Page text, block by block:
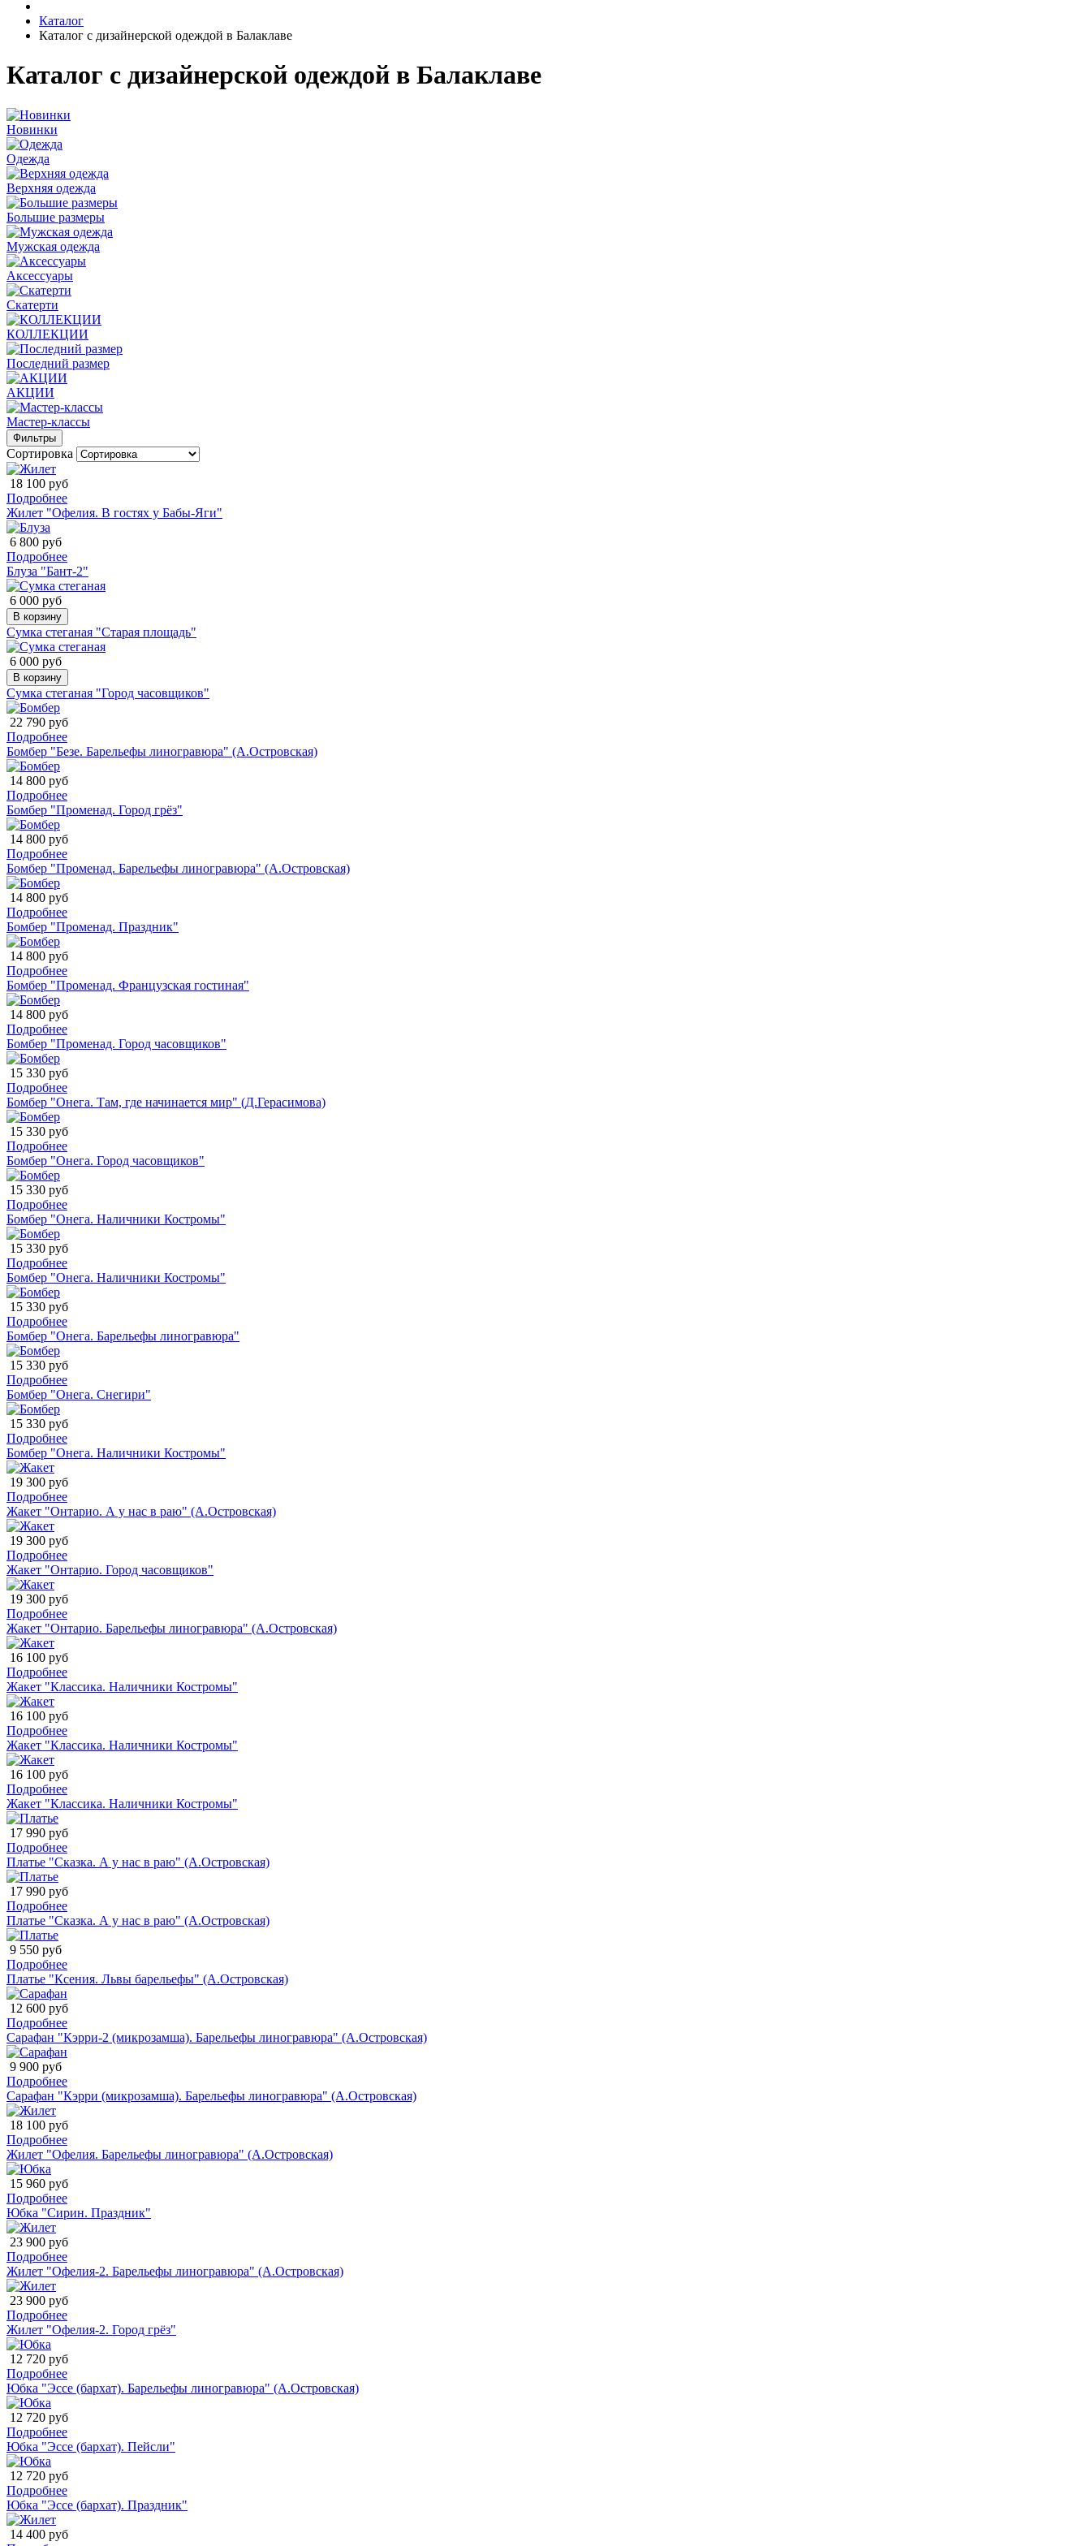
Каталог
Каталог с дизайнерской одеждой в Балаклаве
Каталог с дизайнерской одеждой в Балаклаве
Новинки
Одежда
Верхняя одежда
Большие размеры
Мужская одежда
Аксессуары
Скатерти
КОЛЛЕКЦИИ
Последний размер
АКЦИИ
Мастер-классы
Фильтры
Сортировка
18 100 руб
Подробнее
Жилет "Офелия. В гостях у Бабы-Яги"
6 800 руб
Подробнее
Блуза "Бант-2"
6 000 руб
В корзину
Сумка стеганая "Старая площадь"
6 000 руб
В корзину
Сумка стеганая "Город часовщиков"
22 790 руб
Подробнее
Бомбер "Безе. Барельефы линогравюра" (А.Островская)
14 800 руб
Подробнее
Бомбер "Променад. Город грёз"
14 800 руб
Подробнее
Бомбер "Променад. Барельефы линогравюра" (А.Островская)
14 800 руб
Подробнее
Бомбер "Променад. Праздник"
14 800 руб
Подробнее
Бомбер "Променад. Французская гостиная"
14 800 руб
Подробнее
Бомбер "Променад. Город часовщиков"
15 330 руб
Подробнее
Бомбер "Онега. Там, где начинается мир" (Д.Герасимова)
15 330 руб
Подробнее
Бомбер "Онега. Город часовщиков"
15 330 руб
Подробнее
Бомбер "Онега. Наличники Костромы"
15 330 руб
Подробнее
Бомбер "Онега. Наличники Костромы"
15 330 руб
Подробнее
Бомбер "Онега. Барельефы линогравюра"
15 330 руб
Подробнее
Бомбер "Онега. Снегири"
15 330 руб
Подробнее
Бомбер "Онега. Наличники Костромы"
19 300 руб
Подробнее
Жакет "Онтарио. А у нас в раю" (А.Островская)
19 300 руб
Подробнее
Жакет "Онтарио. Город часовщиков"
19 300 руб
Подробнее
Жакет "Онтарио. Барельефы линогравюра" (А.Островская)
16 100 руб
Подробнее
Жакет "Классика. Наличники Костромы"
16 100 руб
Подробнее
Жакет "Классика. Наличники Костромы"
16 100 руб
Подробнее
Жакет "Классика. Наличники Костромы"
17 990 руб
Подробнее
Платье "Сказка. А у нас в раю" (А.Островская)
17 990 руб
Подробнее
Платье "Сказка. А у нас в раю" (А.Островская)
9 550 руб
Подробнее
Платье "Ксения. Львы барельефы" (А.Островская)
12 600 руб
Подробнее
Сарафан "Кэрри-2 (микрозамша). Барельефы линогравюра" (А.Островская)
9 900 руб
Подробнее
Сарафан "Кэрри (микрозамша). Барельефы линогравюра" (А.Островская)
18 100 руб
Подробнее
Жилет "Офелия. Барельефы линогравюра" (А.Островская)
15 960 руб
Подробнее
Юбка "Сирин. Праздник"
23 900 руб
Подробнее
Жилет "Офелия-2. Барельефы линогравюра" (А.Островская)
23 900 руб
Подробнее
Жилет "Офелия-2. Город грёз"
12 720 руб
Подробнее
Юбка "Эссе (бархат). Барельефы линогравюра" (А.Островская)
12 720 руб
Подробнее
Юбка "Эссе (бархат). Пейсли"
12 720 руб
Подробнее
Юбка "Эссе (бархат). Праздник"
14 400 руб